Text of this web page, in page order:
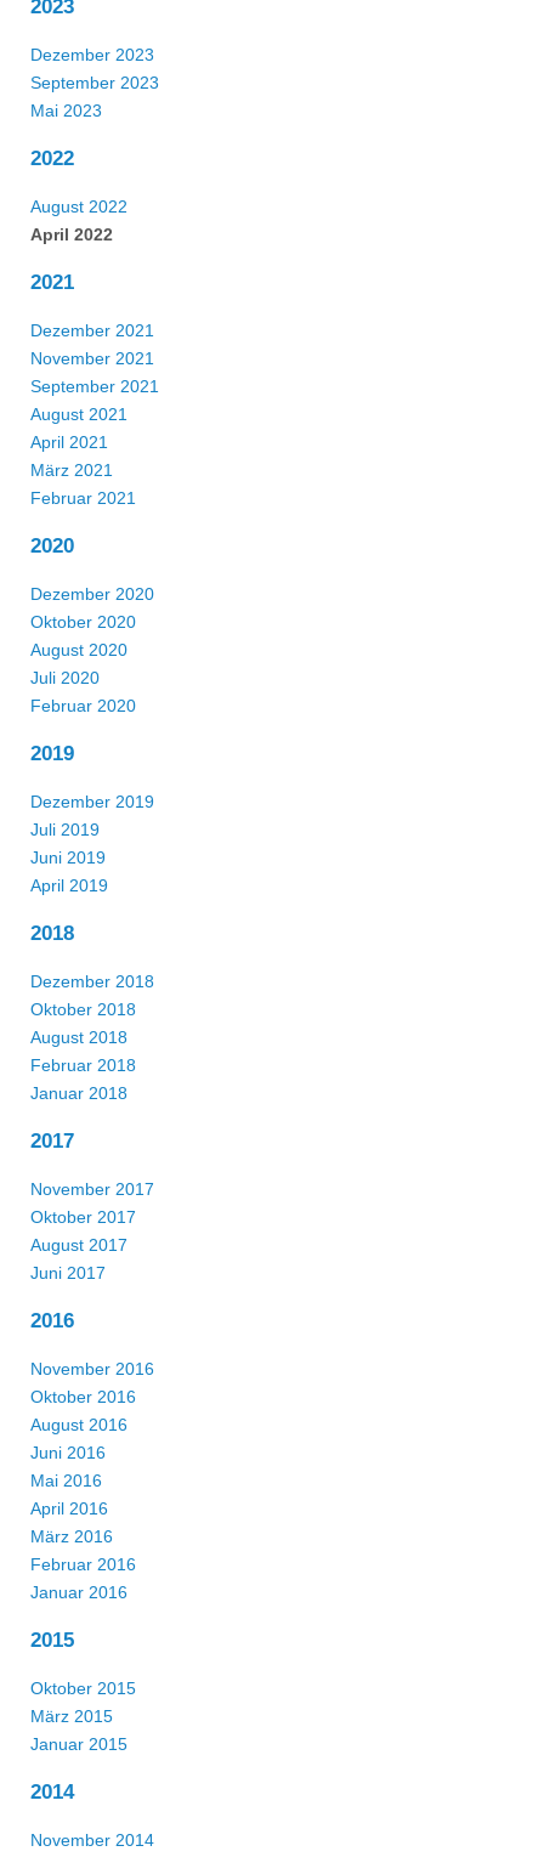
2023
Dezember 2023
September 2023
Mai 2023
2022
August 2022
April 2022
2021
Dezember 2021
November 2021
September 2021
August 2021
April 2021
März 2021
Februar 2021
2020
Dezember 2020
Oktober 2020
August 2020
Juli 2020
Februar 2020
2019
Dezember 2019
Juli 2019
Juni 2019
April 2019
2018
Dezember 2018
Oktober 2018
August 2018
Februar 2018
Januar 2018
2017
November 2017
Oktober 2017
August 2017
Juni 2017
2016
November 2016
Oktober 2016
August 2016
Juni 2016
Mai 2016
April 2016
März 2016
Februar 2016
Januar 2016
2015
Oktober 2015
März 2015
Januar 2015
2014
November 2014